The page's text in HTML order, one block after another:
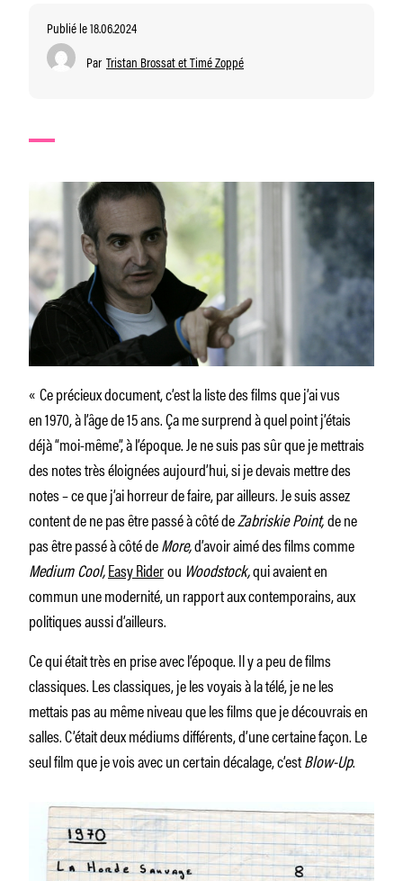
Publié le 18.06.2024
Par Tristan Brossat et Timé Zoppé
« Ce précieux document, c’est la liste des films que j’ai vus
en 1970, à l’âge de 15 ans. Ça me surprend à quel point j’étais
déjà “moi-même”, à l’époque. Je ne suis pas sûr que je mettrais
des notes très éloignées aujourd’hui, si je devais mettre des
notes – ce que j’ai horreur de faire, par ailleurs. Je suis assez
content de ne pas être passé à côté deZabriskie Point,de ne
pas être passé à côté deMore,d’avoir aimé des films comme
Medium Cool,Easy Riderou Woodstock,qui avaient en
commun une modernité, un rapport aux contemporains, aux
politiques aussi d’ailleurs.
Ce qui était très en prise avec l’époque. Il y a peu de films
classiques. Les classiques, je les voyais à la télé, je ne les
mettais pas au même niveau que les films que je découvrais en
salles. C’était deux médiums différents, d’une certaine façon. Le
seul film que je vois avec un certain décalage, c’estBlow-Up.